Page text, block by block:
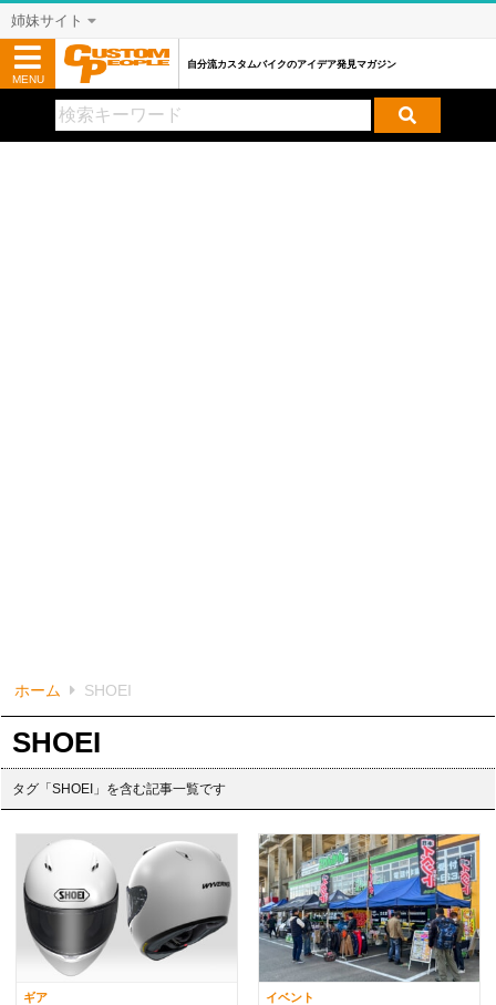
ホーム SHOEI
SHOEI
タグ「SHOEI」を含む記事一覧です
ギア イベント
姉妹サイト
MENU
自分流カスタムバイクのアイデア発見マガジン